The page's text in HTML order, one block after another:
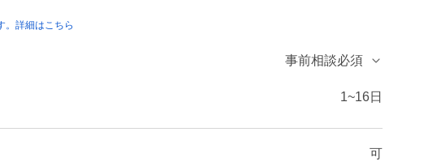
。詳細はこちら
事前相談必須
1~16日
可